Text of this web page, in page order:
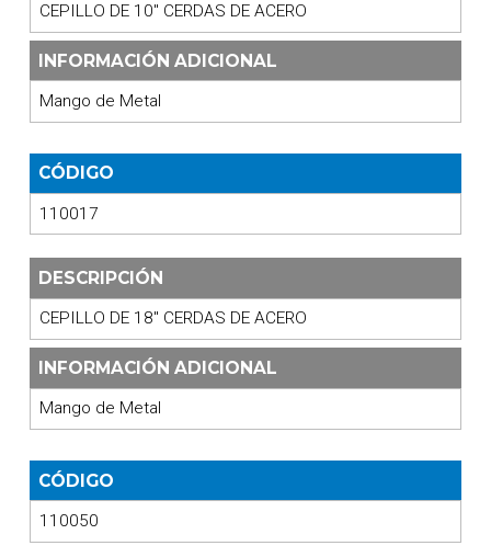
CEPILLO DE 10" CERDAS DE ACERO
INFORMACIÓN ADICIONAL
Mango de Metal
CÓDIGO
110017
DESCRIPCIÓN
CEPILLO DE 18" CERDAS DE ACERO
INFORMACIÓN ADICIONAL
Mango de Metal
CÓDIGO
110050